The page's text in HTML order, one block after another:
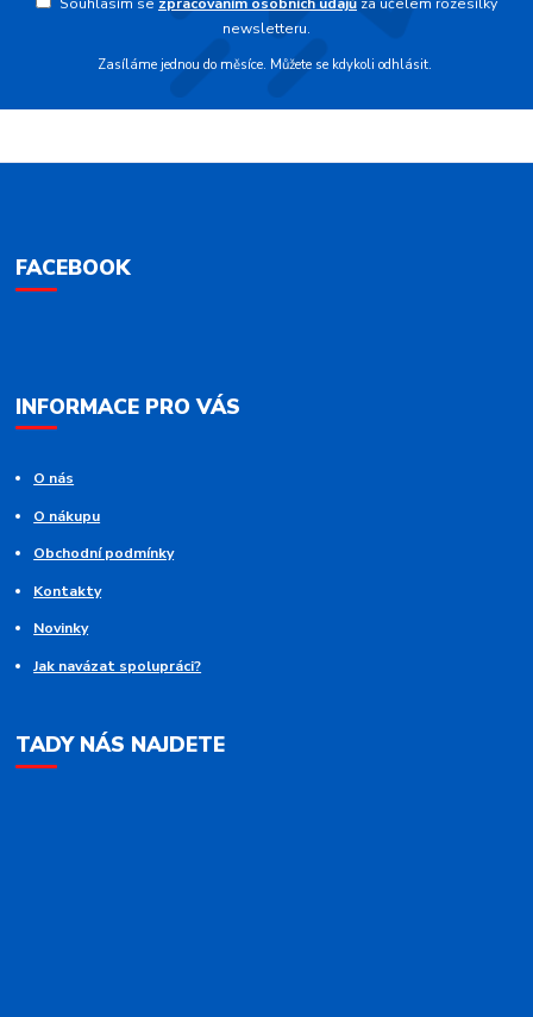
newsletteru.
Zasíláme jednou do měsíce. Můžete se kdykoli odhlásit.
FACEBOOK
INFORMACE PRO VÁS
O nás
O nákupu
Obchodní podmínky
Kontakty
Novinky
Jak navázat spolupráci?
TADY NÁS NAJDETE